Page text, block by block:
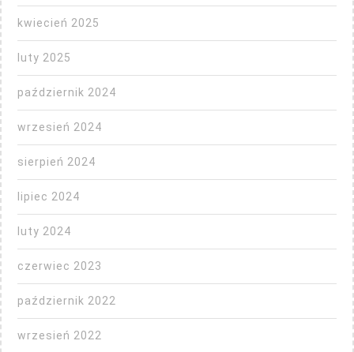
kwiecień 2025
luty 2025
październik 2024
wrzesień 2024
sierpień 2024
lipiec 2024
luty 2024
czerwiec 2023
październik 2022
wrzesień 2022